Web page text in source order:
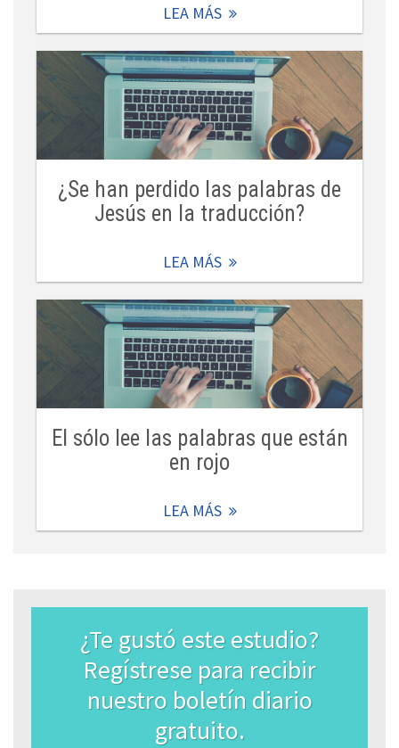
LEA MÁS
¿Se han perdido las palabras de
Jesús en la traducción?
LEA MÁS
El sólo lee las palabras que están
en rojo
LEA MÁS
¿Te gustó este estudio?
Regístrese para recibir
nuestro boletín diario
gratuito.